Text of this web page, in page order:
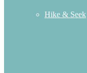
Hike & Seek